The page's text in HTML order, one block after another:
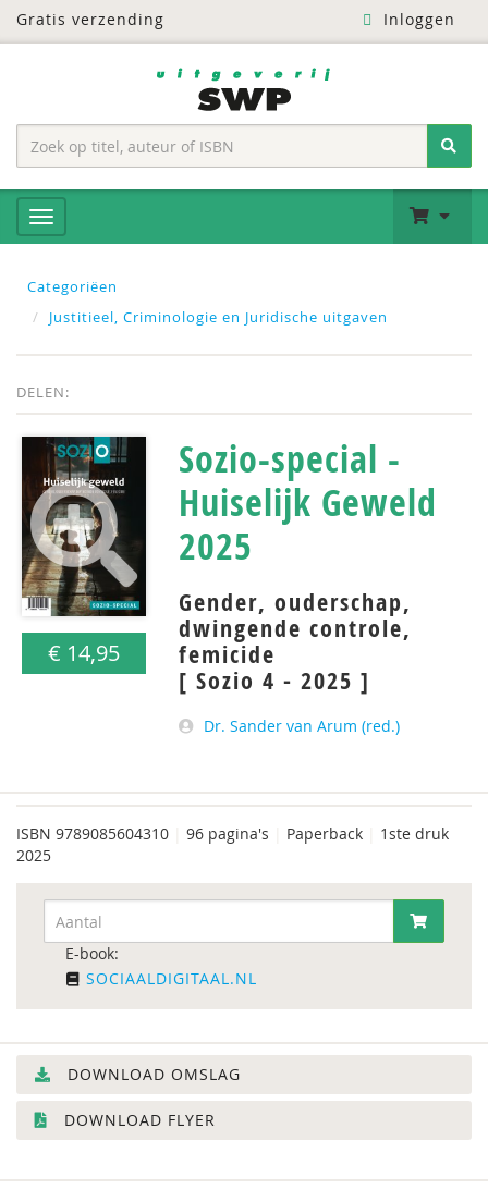
Gratis verzending Inloggen
Categoriëen
Justitieel, Criminologie en Juridische uitgaven
DELEN:
€ 14,95
Sozio-special -
Huiselijk Geweld
2025
Gender, ouderschap,
dwingende controle,
femicide
[ Sozio 4 - 2025 ]
Dr. Sander van Arum (red.)
ISBN 9789085604310 96 pagina's Paperback
1ste druk
2025
E-book:
SOCIAALDIGITAAL.NL
DOWNLOAD OMSLAG
DOWNLOAD FLYER